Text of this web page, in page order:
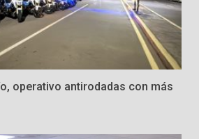
operativo antirodadas con más